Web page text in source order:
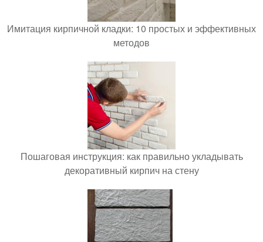
Имитация кирпичной кладки: 10 простых и эффективных
методов
Пошаговая инструкция: как правильно укладывать
декоративный кирпич на стену